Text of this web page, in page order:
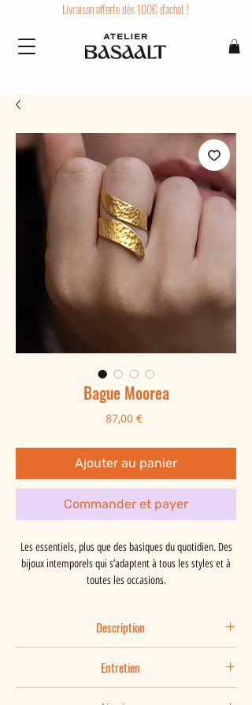
Livraison offerte dès 100€ d'achat !
Bague Moorea
87,00 €Prix
Ajouter au panier
Commander et payer
Les essentiels, plus que des basiques du quotidien. Des
bijoux intemporels qui s’adaptent à tous les styles et à
toutes les occasions.
Description
et à la finition mate texturée qui fera briller vos mains.
Elle s'adaptera à toutes les morphologies.
Entretien